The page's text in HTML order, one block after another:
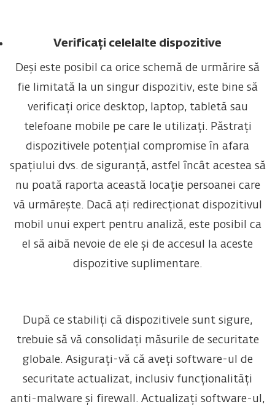
Verificați celelalte dispozitive
Deși este posibil ca orice schemă de urmărire să
fie limitată la un singur dispozitiv, este bine să
verificați orice desktop, laptop, tabletă sau
telefoane mobile pe care le utilizați. Păstrați
dispozitivele potențial compromise în afara
spațiului dvs. de siguranță, astfel încât acestea să
nu poată raporta această locație persoanei care
vă urmărește. Dacă ați redirecționat dispozitivul
mobil unui expert pentru analiză, este posibil ca
el să aibă nevoie de ele și de accesul la aceste
dispozitive suplimentare.
După ce stabiliți că dispozitivele sunt sigure,
trebuie să vă consolidați măsurile de securitate
globale. Asigurați-vă că aveți software-ul de
securitate actualizat, inclusiv funcționalități
anti-malware și firewall. Actualizați software-ul,